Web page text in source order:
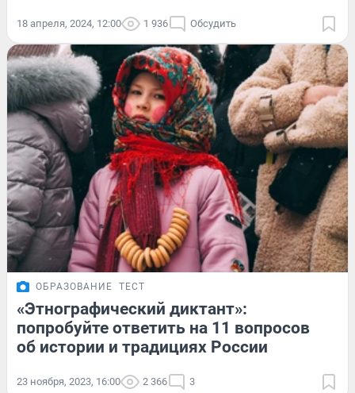
18 апреля, 2024, 12:00 1 936 Обсудить
ОБРАЗОВАНИЕ ТЕСТ
«Этнографический диктант»:
попробуйте ответить на 11 вопросов
об истории и традициях России
23 ноября, 2023, 16:00 2 366 3